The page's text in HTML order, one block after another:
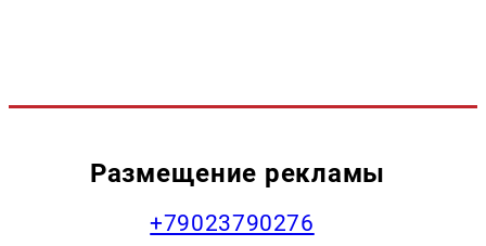
Размещение рекламы
+79023790276